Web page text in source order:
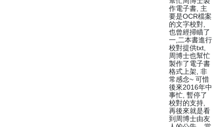
作電子書, 主
要是OCR檔案
的文字校對,
也曾經掃瞄了
一,二本書進行
校對提供txt,
周博士也幫忙
製作了電子書
格式上架, 非
常感念~ 可惜
後來2016年中
事忙, 暫停了
校對的支持,
再後來就是看
到周博士由友